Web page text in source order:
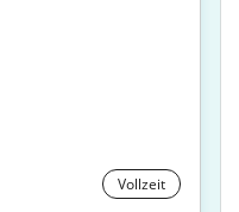
Vollzeit